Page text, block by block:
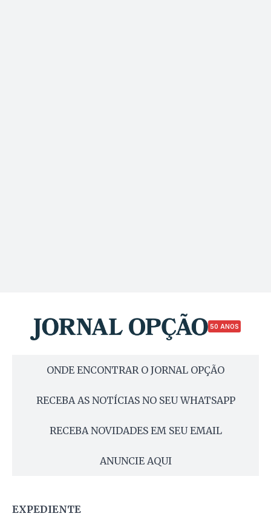
50 ANOS
ONDE ENCONTRAR O JORNAL OPÇÃO
RECEBA AS NOTÍCIAS NO SEU WHATSAPP
RECEBA NOVIDADES EM SEU EMAIL
ANUNCIE AQUI
EXPEDIENTE